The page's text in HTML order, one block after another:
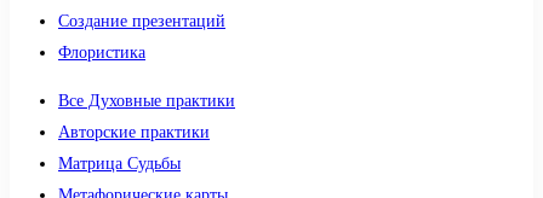
Создание презентаций
Флористика
Все Духовные практики
Авторские практики
Матрица Судьбы